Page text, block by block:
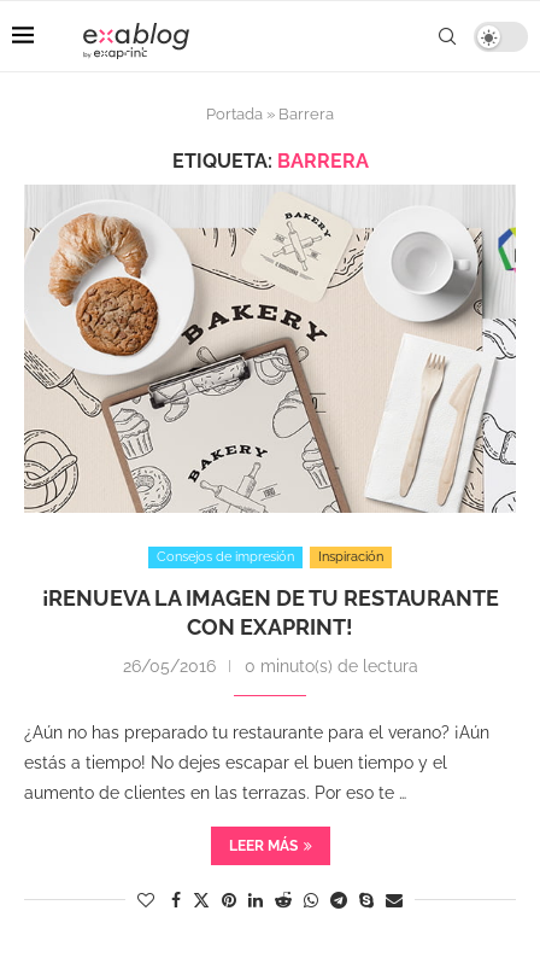
Portada » Barrera
ETIQUETA: BARRERA
Consejos de impresión Inspiración
¡RENUEVA LA IMAGEN DE TU RESTAURANTE
CON EXAPRINT!
26/05/2016 0 minuto(s) de lectura
¿Aún no has preparado tu restaurante para el verano? ¡Aún
estás a tiempo! No dejes escapar el buen tiempo y el
aumento de clientes en las terrazas. Por eso te …
LEER MÁS